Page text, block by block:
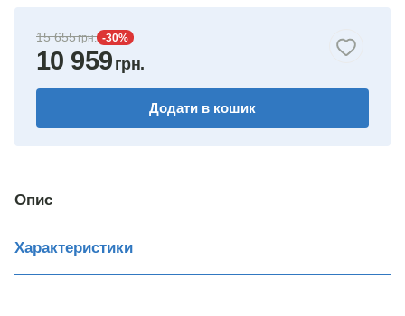
15 655 -30%
10 959
Додати в кошик
Опис
Характеристики